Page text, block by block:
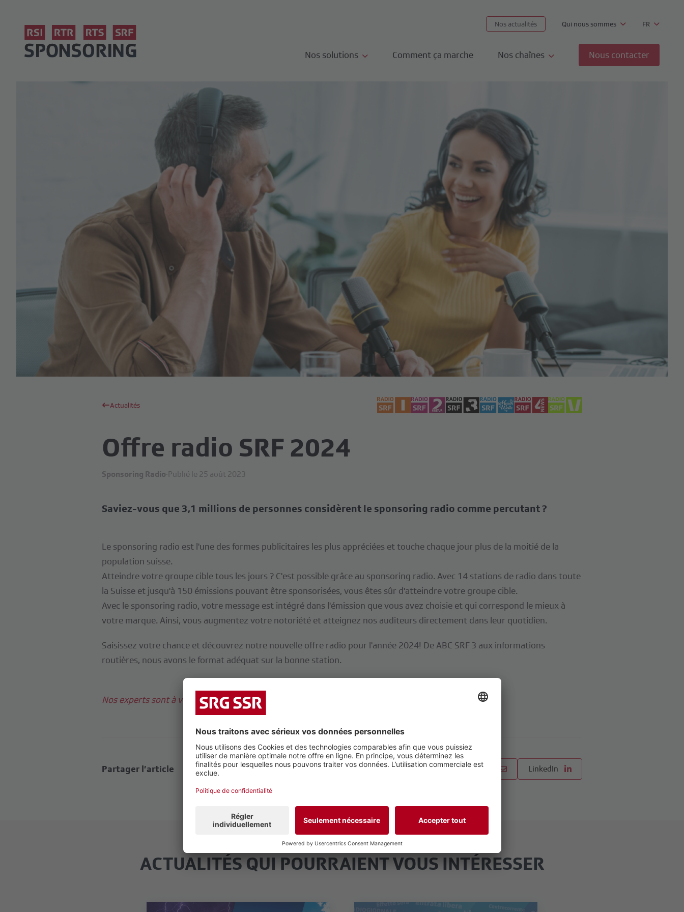
Nos actualités Qui nous sommes FR
Nos solutions Comment ça marche Nos chaînes Nous contacter
Actualités
Offre radio SRF 2024
Sponsoring Radio·Publié le 25 août 2023
Saviez-vous que 3,1 millions de personnes considèrent le sponsoring radio comme percutant ?
Le sponsoring radio est l'une des formes publicitaires les plus appréciées et touche chaque jour plus de la moitié de la
population suisse.
Atteindre votre groupe cible tous les jours ? C'est possible grâce au sponsoring radio. Avec 14 stations de radio dans toute
la Suisse et jusqu'à 150 émissions pouvant être sponsorisées, vous êtes sûr d'atteindre votre groupe cible.
Avec le sponsoring radio, votre message est intégré dans l'émission que vous avez choisie et qui correspond le mieux à
votre marque. Ainsi, vous augmentez votre notoriété et atteignez nos auditeurs directement dans leur quotidien.
Saisissez votre chance et découvrez notre nouvelle offre radio pour l'année 2024! De ABC SRF 3 aux informations
routières, nous avons le format adéquat sur la bonne station.
Nos experts sont à votre disposition pour trouver l'offre qui vous correspondra le mieux
Partager l’article E-Mail LinkedIn
ACTUALITÉS QUI POURRAIENT VOUS INTÉRESSER